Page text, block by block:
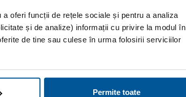
oferi funcții de rețele sociale și pentru a analiza
și de analize) informații cu privire la modul în
de tine sau culese în urma folosirii serviciilor
Permite toate